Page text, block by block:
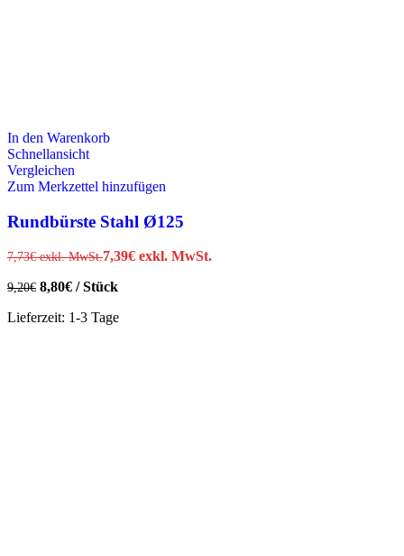
In den Warenkorb
Schnellansicht
Vergleichen
Zum Merkzettel hinzufügen
Rundbürste Stahl Ø125
7,73€ exkl. MwSt.7,39€ exkl. MwSt.
9,20€ 8,80€ /Stück
Lieferzeit: 1-3 Tage